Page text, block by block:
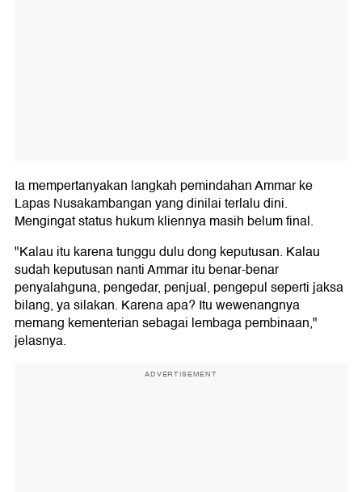
Ia mempertanyakan langkah pemindahan Ammar ke
Lapas Nusakambangan yang dinilai terlalu dini.
Mengingat status hukum kliennya masih belum final.
"Kalau itu karena tunggu dulu dong keputusan. Kalau
sudah keputusan nanti Ammar itu benar-benar
penyalahguna, pengedar, penjual, pengepul seperti jaksa
bilang, ya silakan. Karena apa? Itu wewenangnya
memang kementerian sebagai lembaga pembinaan,"
jelasnya.
ADVERTISEMENT